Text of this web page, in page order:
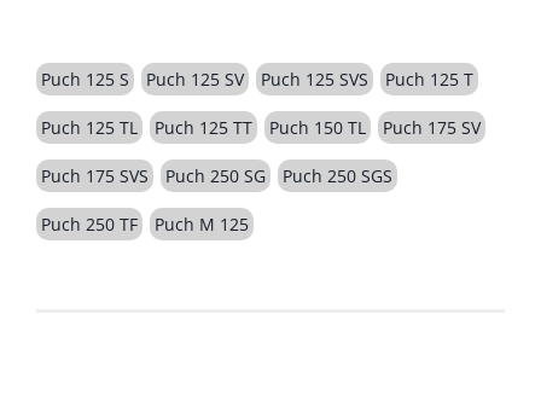
Puch 125 S Puch 125 SV Puch 125 SVS Puch 125 T
Puch 125 TL Puch 125 TT Puch 150 TL Puch 175 SV
Puch 175 SVS Puch 250 SG Puch 250 SGS
Puch 250 TF Puch M 125